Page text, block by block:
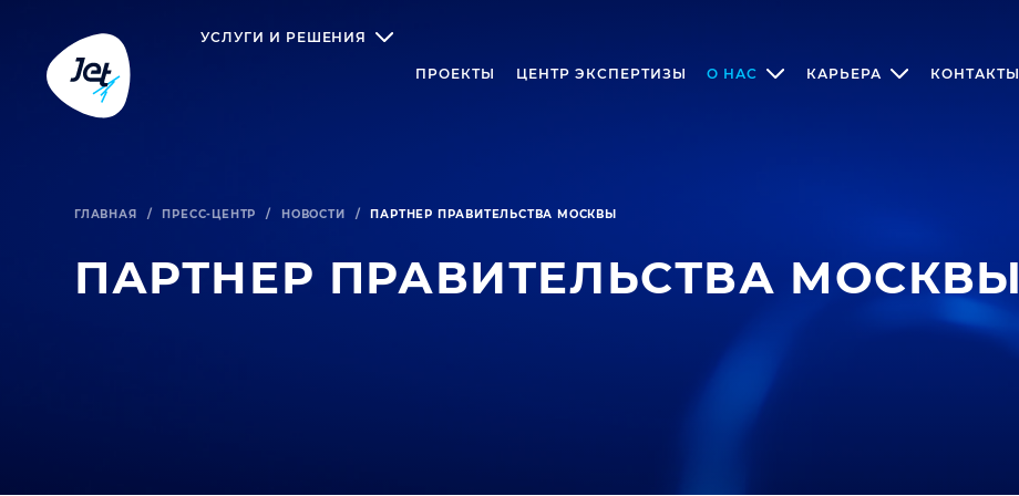
УСЛУГИ И РЕШЕНИЯ
ПРОЕКТЫ ЦЕНТР ЭКСПЕРТИЗЫ О НАС КАРЬЕРА КОНТАКТЫ
ГЛАВНАЯ / ПРЕСС-ЦЕНТР / НОВОСТИ / ПАРТНЕР ПРАВИТЕЛЬСТВА МОСКВЫ
ПАРТНЕР ПРАВИТЕЛЬСТВА МОСКВЫ